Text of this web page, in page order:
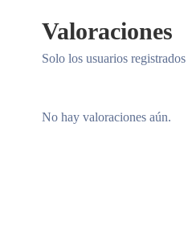
Valoraciones
No hay valoraciones aún.
Solo los usuarios